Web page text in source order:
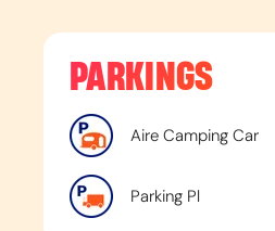
PARKINGS
Aire Camping Car
Parking Pl